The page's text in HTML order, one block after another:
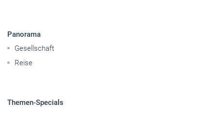
Panorama
Gesellschaft
Reise
Themen-Specials